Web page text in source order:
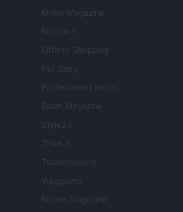
Motor Magazine
Notizie.it
Offerte Shopping
Pet Story
Professione Lavoro
Sport Magazine
Style24
Think.it
Tuobenessere
Viaggiamo
Nonne Magazine